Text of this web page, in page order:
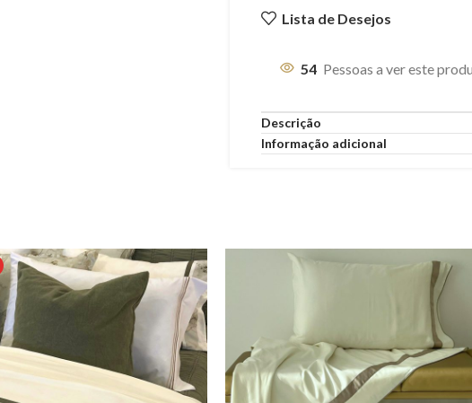
Lista de Desejos
54 Pessoas a ver este
Descrição
Informação adicional